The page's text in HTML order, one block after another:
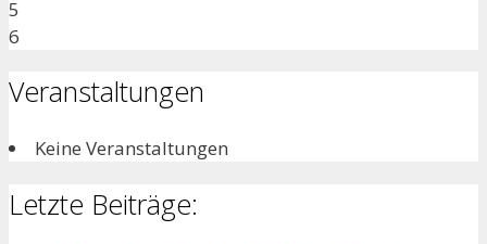
5
6
Veranstaltungen
Keine Veranstaltungen
Letzte Beiträge: